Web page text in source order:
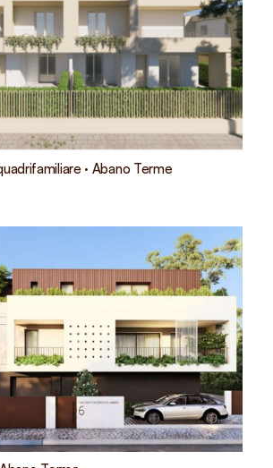
· Abano Terme